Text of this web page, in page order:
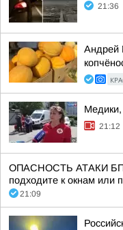
21:36
Андрей
Медики,
21:12
ОПАСНОСТЬ АТАКИ БПЛА
подходите к окнам или
21:09